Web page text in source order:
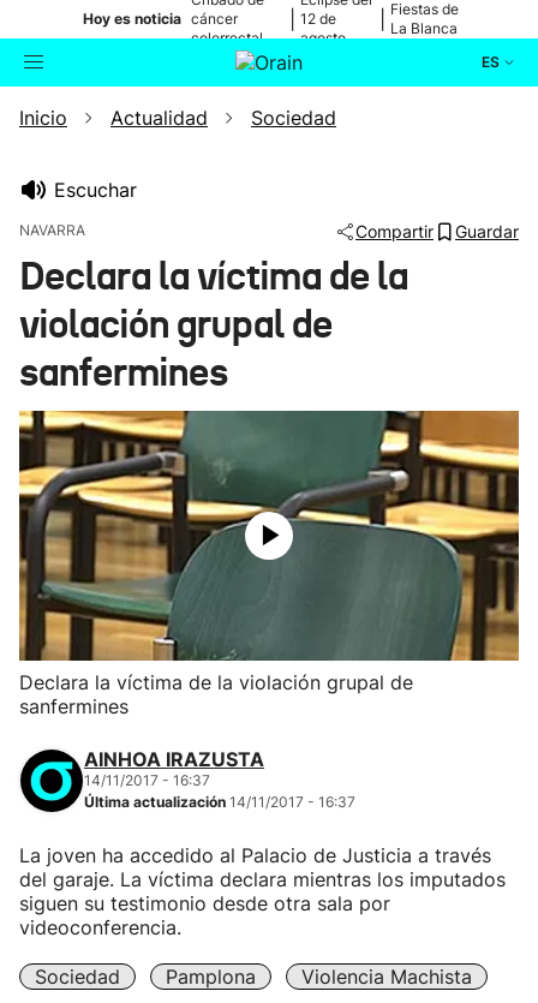
Hoy es noticia cáncer
colorrectal
12 de
agosto
Fiestas de
La Blanca
ES
Buscador Actualidad
Ikusmiran
Inicio Actualidad Sociedad
Escuchar
NAVARRA Compartir Guardar
Declara la víctima de la
violación grupal de
sanfermines
Declara la víctima de la violación grupal de
sanfermines
AINHOA IRAZUSTA
14/11/2017 - 16:37
Última actualización 14/11/2017 - 16:37
La joven ha accedido al Palacio de Justicia a través
del garaje. La víctima declara mientras los imputados
siguen su testimonio desde otra sala por
videoconferencia.
Sociedad Pamplona
Violencia Machista